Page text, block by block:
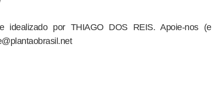
idealizado por THIAGO DOS REIS. Apoie-nos (e